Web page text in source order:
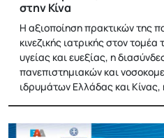
στην Κίνα
Η αξιοποίηση πρακτικών της
κινεζικής ιατρικής στον
υγείας και ευεξίας, η
πανεπιστημιακών και
ιδρυμάτων Ελλάδας και Κίνας,